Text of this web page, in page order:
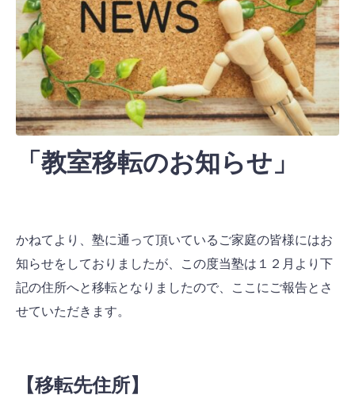
「教室移転のお知らせ」
かねてより、塾に通って頂いているご家庭の皆様にはお
知らせをしておりましたが、この度当塾は１２月より下
記の住所へと移転となりましたので、ここにご報告とさ
せていただきます。
【移転先住所】